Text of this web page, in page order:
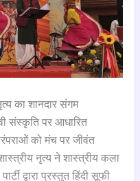
का शानदार संगम
संस्कृति पर आधारित
को मंच पर जीवंत
नृत्य ने शास्त्रीय कला
द्वारा प्रस्तुत हिंदी सूफी